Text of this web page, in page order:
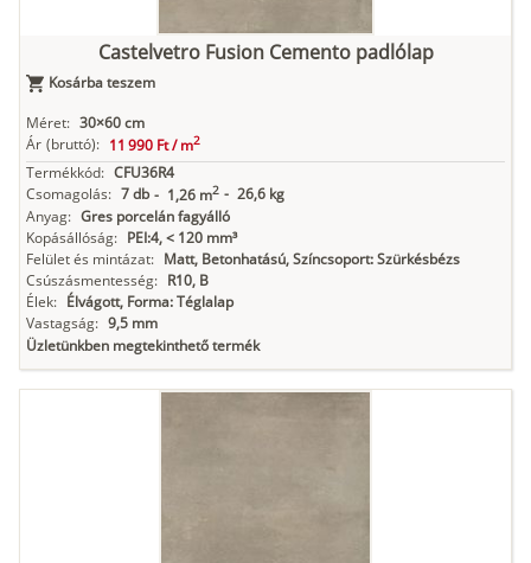
Castelvetro Fusion Cemento padlólap
Kosárba teszem
Méret: 30×60 cm
Ár (bruttó): 11 990 Ft /m2
Termékkód: CFU36R4
Csomagolás: 7 db - 1,26 m2 - 26,6 kg
Anyag: Gres porcelán fagyálló
Kopásállóság: PEI:4, < 120 mm³
Felület és mintázat: Matt, Betonhatású, Színcsoport: Szürkésbézs
Csúszásmentesség: R10, B
Élek: Élvágott, Forma: Téglalap
Vastagság: 9,5 mm
Üzletünkben megtekinthető termék